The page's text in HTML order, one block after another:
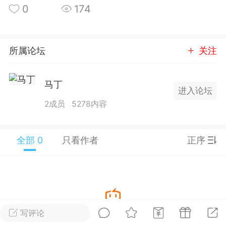
2026.03.17 数据表现...
2024年 狼行天下A03.01软件大更
EA 增加货币版EA
写评论
0 174
所属论坛 关注
马丁
2成员 5278内容
进入论坛
全部 0 只看作者 正序
暂没有数据